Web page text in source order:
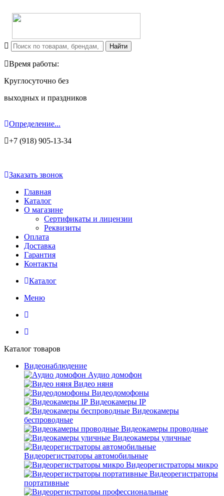
Время работы:
Круглосуточно без
выходных и праздников
Определение...
+7 (918) 905-13-34
Заказать звонок
Главная
Каталог
О магазине
Сертификаты и лицензии
Реквизиты
Оплата
Доставка
Гарантия
Контакты
Каталог
Меню
Каталог товаров
Видеонаблюдение
Аудио домофон
Видео няня
Видеодомофоны
Видеокамеры IP
Видеокамеры
беспроводные
Видеокамеры проводные
Видеокамеры уличные
Видеорегистраторы автомобильные
Видеорегистраторы микро
Видеорегистраторы
портативные